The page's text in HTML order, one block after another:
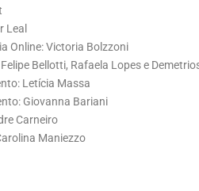
Leal
Online: Victoria Bolzzoni
Bellotti, Rafaela Lopes e
Letícia Massa
Giovanna Bariani
Carneiro
Maniezzo